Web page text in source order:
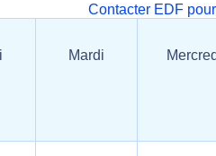
Contacter EDF
Mardi